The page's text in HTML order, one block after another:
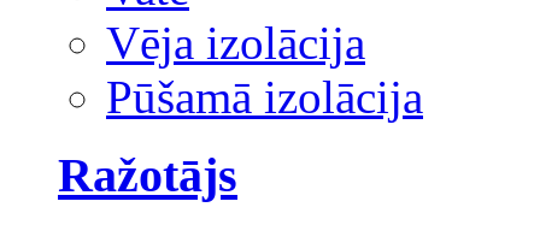
Vēja izolācija
Pūšamā izolācija
Ražotājs